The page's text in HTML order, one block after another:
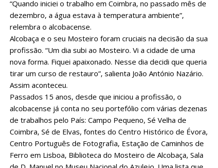
“Quando iniciei o trabalho em Coimbra, no passado mês de
dezembro, a água estava à temperatura ambiente”,
relembra o alcobacense.
Alcobaça e o seu Mosteiro foram cruciais na decisão da sua
profissão. “Um dia subi ao Mosteiro. Vi a cidade de uma
nova forma. Fiquei apaixonado. Nesse dia decidi que queria
tirar um curso de restauro”, salienta João António Nazário.
Assim aconteceu.
Passados 15 anos, desde que iniciou a profissão, o
alcobacense já conta no seu portefólio com várias dezenas
de trabalhos pelo País: Campo Pequeno, Sé Velha de
Coimbra, Sé de Elvas, fontes do Centro Histórico de Évora,
Centro Português de Fotografia, Estação de Caminhos de
Ferro em Lisboa, Biblioteca do Mosteiro de Alcobaça, Sala